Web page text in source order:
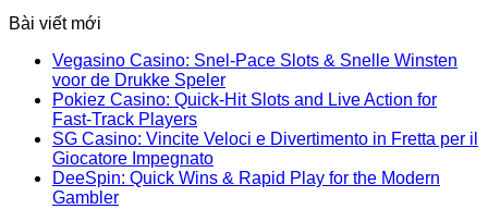
Bài viết mới
Vegasino Casino: Snel‑Pace Slots & Snelle Winsten
voor de Drukke Speler
Pokiez Casino: Quick‑Hit Slots and Live Action for
Fast‑Track Players
SG Casino: Vincite Veloci e Divertimento in Fretta per il
Giocatore Impegnato
DeeSpin: Quick Wins & Rapid Play for the Modern
Gambler